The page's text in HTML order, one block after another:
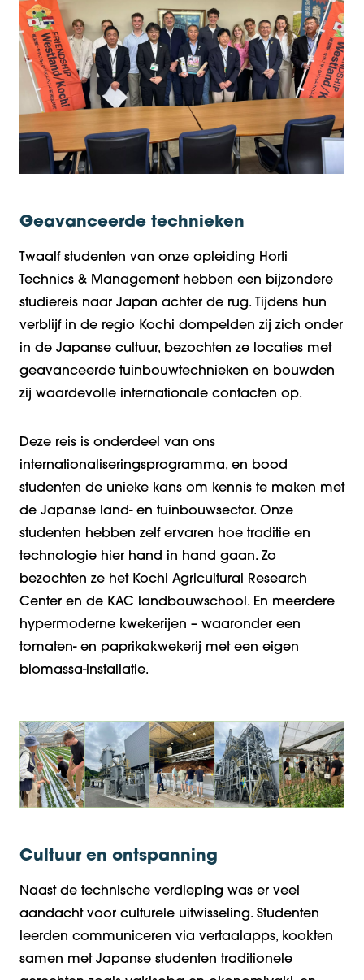
Geavanceerde technieken
Twaalf studenten van onze opleiding Horti
Technics & Management hebben een bijzondere
studiereis naar Japan achter de rug. Tijdens hun
verblijf in de regio Kochi dompelden zij zich onder
in de Japanse cultuur, bezochten ze locaties met
geavanceerde tuinbouwtechnieken en bouwden
zij waardevolle internationale contacten op.
Deze reis is onderdeel van ons
internationaliseringsprogramma, en bood
studenten de unieke kans om kennis te maken met
de Japanse land- en tuinbouwsector. Onze
studenten hebben zelf ervaren hoe traditie en
technologie hier hand in hand gaan. Zo
bezochten ze het Kochi Agricultural Research
Center en de KAC landbouwschool. En meerdere
hypermoderne kwekerijen – waaronder een
tomaten- en paprikakwekerij met een eigen
biomassa-installatie.
Cultuur en ontspanning
Naast de technische verdieping was er veel
aandacht voor culturele uitwisseling. Studenten
leerden communiceren via vertaalapps, kookten
samen met Japanse studenten traditionele